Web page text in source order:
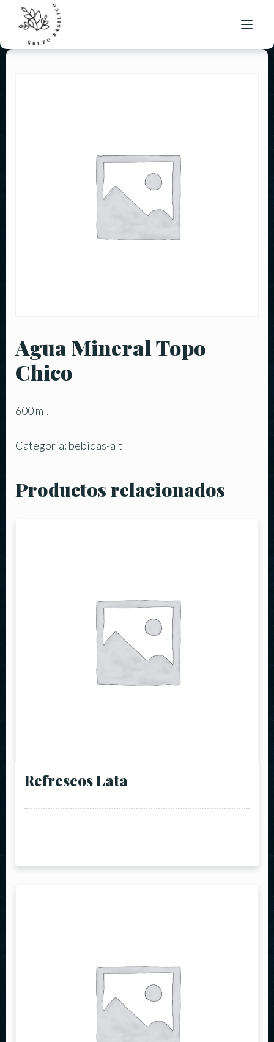
Agua Mineral Topo
Chico
600 ml.
Categoría: bebidas-alt
Productos relacionados
Refrescos Lata